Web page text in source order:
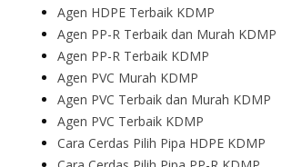
Agen HDPE Terbaik KDMP
Agen PP-R Terbaik dan Murah KDMP
Agen PP-R Terbaik KDMP
Agen PVC Murah KDMP
Agen PVC Terbaik dan Murah KDMP
Agen PVC Terbaik KDMP
Cara Cerdas Pilih Pipa HDPE KDMP